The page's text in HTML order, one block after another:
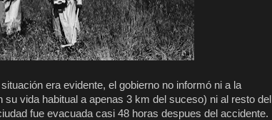
era evidente, el gobierno no informó ni a la
su vida habitual a apenas 3 km del suceso) ni al resto del
fue evacuada casi 48 horas despues del accidente.